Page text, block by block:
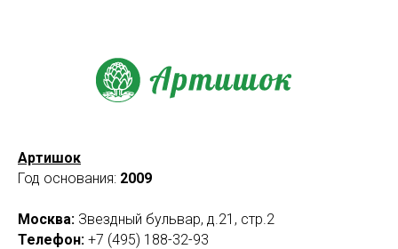
Артишок
Год основания: 2009
Москва: Звездный бульвар, д.21, стр.2
Телефон: +7 (495) 188-32-93